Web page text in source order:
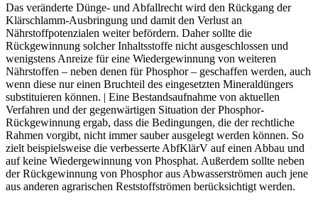
Das veränderte Dünge- und Abfallrecht wird den Rückgang der
Klärschlamm-Ausbringung und damit den Verlust an
Nährstoffpotenzialen weiter befördern. Daher sollte die
Rückgewinnung solcher Inhaltsstoffe nicht ausgeschlossen und
wenigstens Anreize für eine Wiedergewinnung von weiteren
Nährstoffen – neben denen für Phosphor – geschaffen werden, auch
wenn diese nur einen Bruchteil des eingesetzten Mineraldüngers
substituieren können. | Eine Bestandsaufnahme von aktuellen
Verfahren und der gegenwärtigen Situation der Phosphor-
Rückgewinnung ergab, dass die Bedingungen, die der rechtliche
Rahmen vorgibt, nicht immer sauber ausgelegt werden können. So
zielt beispielsweise die verbesserte AbfKlärV auf einen Abbau und
auf keine Wiedergewinnung von Phosphat. Außerdem sollte neben
der Rückgewinnung von Phosphor aus Abwasserströmen auch jene
aus anderen agrarischen Reststoffströmen berücksichtigt werden.